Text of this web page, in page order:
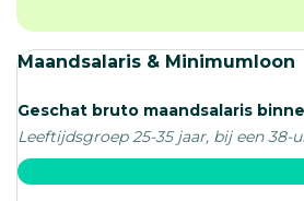
Maandsalaris & Minimumloon
Geschat bruto maandsalaris
Leeftijdsgroep 25-35 jaar, bij een 38-